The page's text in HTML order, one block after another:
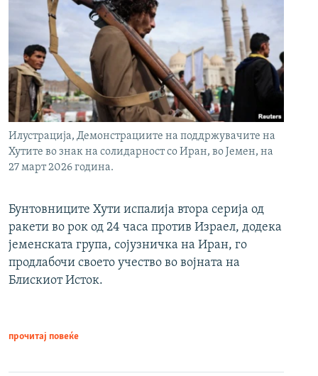
Илустрација, Демонстрациите на поддржувачите на
Хутите во знак на солидарност со Иран, во Јемен, на
27 март 2026 година.
Бунтовниците Хути испалија втора серија од
ракети во рок од 24 часа против Израел, додека
јеменската група, сојузничка на Иран, го
продлабочи своето учество во војната на
Блискиот Исток.
прочитај повеќе